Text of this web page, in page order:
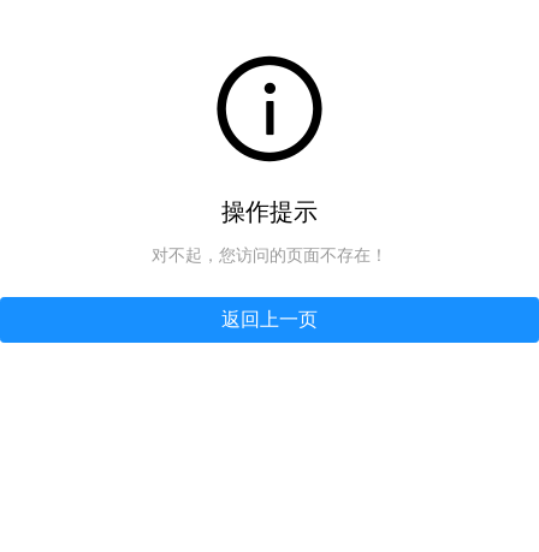
操作提示
对不起，您访问的页面不存在！
返回上一页